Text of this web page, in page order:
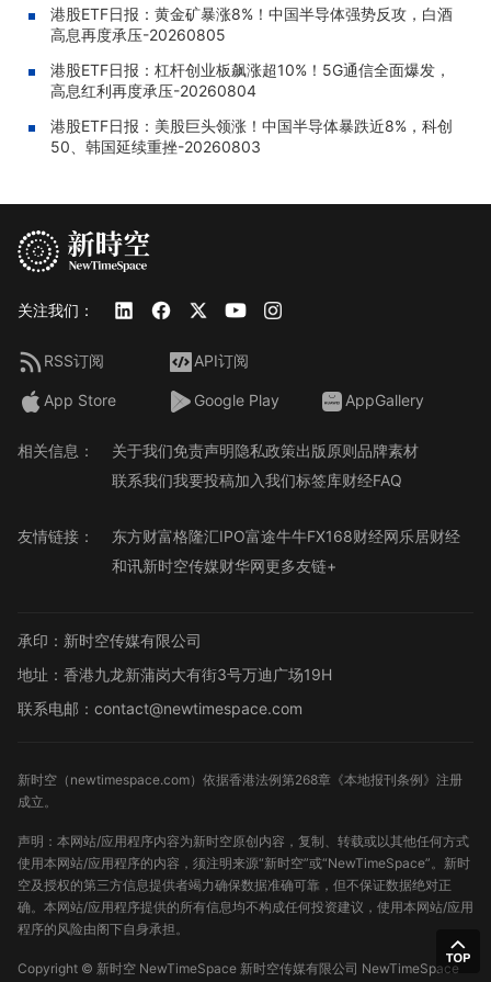
港股ETF日报：黄金矿暴涨8%！中国半导体强势反攻，白酒
高息再度承压-20260805
港股ETF日报：杠杆创业板飙涨超10%！5G通信全面爆发，
高息红利再度承压-20260804
港股ETF日报：美股巨头领涨！中国半导体暴跌近8%，科创
50、韩国延续重挫-20260803
关注我们：
RSS订阅 API订阅
App Store Google Play AppGallery
相关信息： 关于我们免责声明隐私政策出版原则品牌素材
联系我们我要投稿加入我们标签库财经FAQ
友情链接： 东方财富格隆汇IPO富途牛牛FX168财经网乐居财经
和讯新时空传媒财华网更多友链+
承印：新时空传媒有限公司
地址：香港九龙新蒲岗大有街3号万迪广场19H
联系电邮：contact@newtimespace.com
新时空（ newtimespace.com）依据香港法例第268章《本地报刊条例》注册
成立。
声明：本网站/应用程序内容为新时空原创内容，复制、转载或以其他任何方式
使用本网站/应用程序的内容，须注明来源“新时空”或“NewTimeSpace”。新时
空及授权的第三方信息提供者竭力确保数据准确可靠，但不保证数据绝对正
确。本网站/应用程序提供的所有信息均不构成任何投资建议，使用本网站/应用
程序的风险由阁下自身承担。
Copyright © 新时空 NewTimeSpace 新时空传媒有限公司 NewTimeSpace